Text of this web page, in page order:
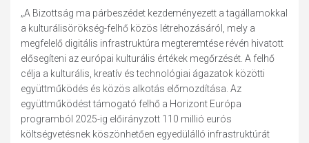
„A Bizottság ma párbeszédet kezdeményezett a tagállamokkal
a kulturálisörökség-felhő közös létrehozásáról, mely a
megfelelő digitális infrastruktúra megteremtése révén hivatott
elősegíteni az európai kulturális értékek megőrzését. A felhő
célja a kulturális, kreatív és technológiai ágazatok közötti
együttműködés és közös alkotás előmozdítása. Az
együttműködést támogató felhő a Horizont Európa
programból 2025-ig előirányzott 110 millió eurós
költségvetésnek köszönhetően egyedülálló infrastruktúrát